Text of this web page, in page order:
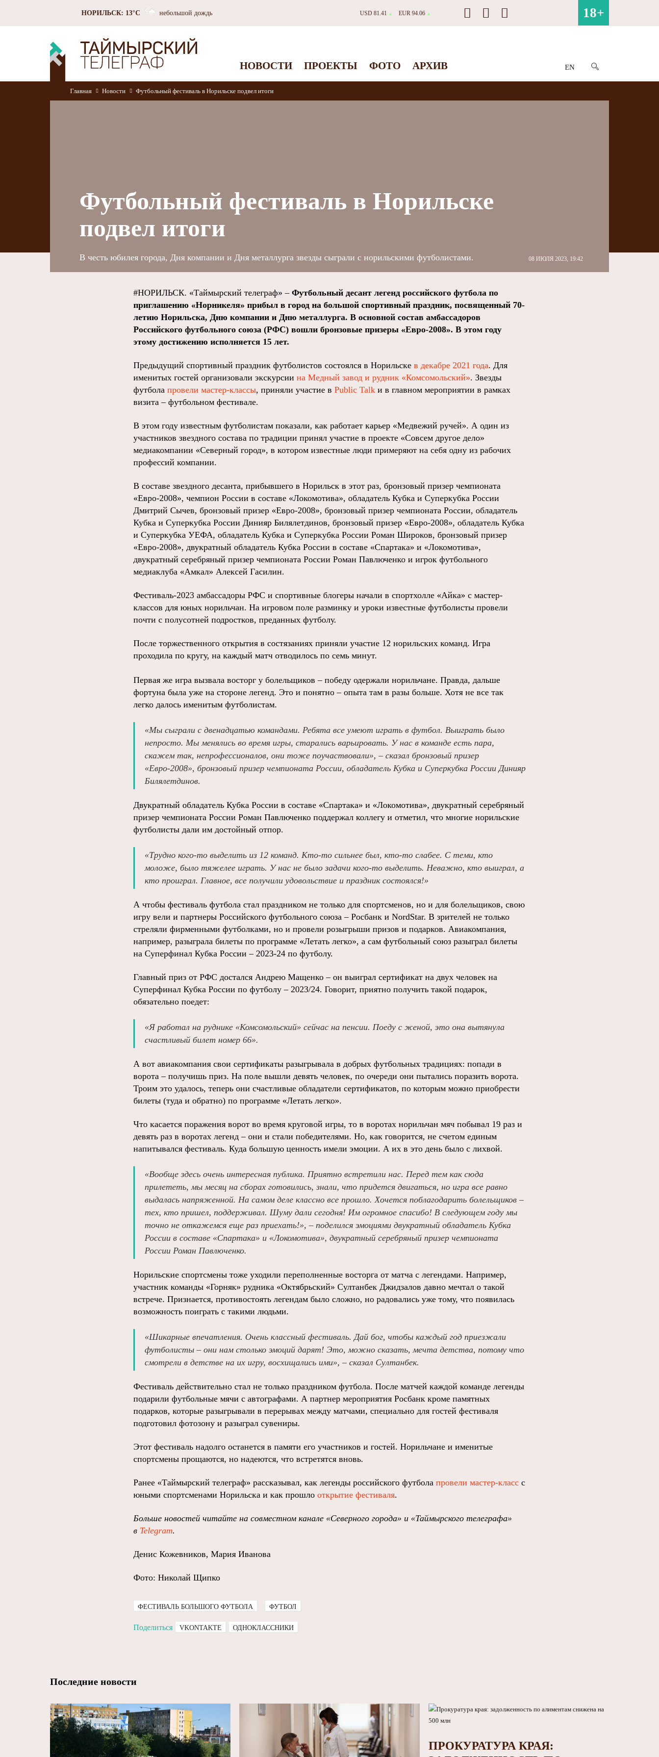
НОРИЛЬСК: 13°C небольшой дождь USD 81.41 ▲ EUR 94.06 ▲ 18+
НОВОСТИ ПРОЕКТЫ ФОТО АРХИВ EN
Главная Новости Футбольный фестиваль в Норильске подвел итоги
Футбольный фестиваль в Норильске
подвел итоги
08 ИЮЛЯ 2023, 19:42
В честь юбилея города, Дня компании и Дня металлурга звезды сыграли с норильскими футболистами.
#НОРИЛЬСК. «Таймырский телеграф» – Футбольный десант легенд российского футбола по
приглашению «Норникеля» прибыл в город на большой спортивный праздник, посвященный 70-
летию Норильска, Дню компании и Дню металлурга. В основной состав амбассадоров
Российского футбольного союза (РФС) вошли бронзовые призеры «Евро-2008». В этом году
этому достижению исполняется 15 лет.
Предыдущий спортивный праздник футболистов состоялся в Норильске в декабре 2021 года. Для
именитых гостей организовали экскурсии на Медный завод и рудник «Комсомольский». Звезды
футбола провели мастер-классы, приняли участие в Public Talk и в главном мероприятии в рамках
визита – футбольном фестивале.
В этом году известным футболистам показали, как работает карьер «Медвежий ручей». А один из
участников звездного состава по традиции принял участие в проекте «Совсем другое дело»
медиакомпании «Северный город», в котором известные люди примеряют на себя одну из рабочих
профессий компании.
В составе звездного десанта, прибывшего в Норильск в этот раз, бронзовый призер чемпионата
«Евро-2008», чемпион России в составе «Локомотива», обладатель Кубка и Суперкубка России
Дмитрий Сычев, бронзовый призер «Евро-2008», бронзовый призер чемпионата России, обладатель
Кубка и Суперкубка России Динияр Билялетдинов, бронзовый призер «Евро-2008», обладатель Кубка
и Суперкубка УЕФА, обладатель Кубка и Суперкубка России Роман Широков, бронзовый призер
«Евро-2008», двукратный обладатель Кубка России в составе «Спартака» и «Локомотива»,
двукратный серебряный призер чемпионата России Роман Павлюченко и игрок футбольного
медиаклуба «Амкал» Алексей Гасилин.
Фестиваль-2023 амбассадоры РФС и спортивные блогеры начали в спортхолле «Айка» с мастер-
классов для юных норильчан. На игровом поле разминку и уроки известные футболисты провели
почти с полусотней подростков, преданных футболу.
После торжественного открытия в состязаниях приняли участие 12 норильских команд. Игра
проходила по кругу, на каждый матч отводилось по семь минут.
Первая же игра вызвала восторг у болельщиков – победу одержали норильчане. Правда, дальше
фортуна была уже на стороне легенд. Это и понятно – опыта там в разы больше. Хотя не все так
легко далось именитым футболистам.
«Мы сыграли с двенадцатью командами. Ребята все умеют играть в футбол. Выиграть было
непросто. Мы менялись во время игры, старались варьировать. У нас в команде есть пара,
скажем так, непрофессионалов, они тоже поучаствовали», – сказал бронзовый призер
«Евро-2008», бронзовый призер чемпионата России, обладатель Кубка и Суперкубка России Динияр
Билялетдинов.
Двукратный обладатель Кубка России в составе «Спартака» и «Локомотива», двукратный серебряный
призер чемпионата России Роман Павлюченко поддержал коллегу и отметил, что многие норильские
футболисты дали им достойный отпор.
«Трудно кого-то выделить из 12 команд. Кто-то сильнее был, кто-то слабее. С теми, кто
моложе, было тяжелее играть. У нас не было задачи кого-то выделить. Неважно, кто выиграл, а
кто проиграл. Главное, все получили удовольствие и праздник состоялся!»
А чтобы фестиваль футбола стал праздником не только для спортсменов, но и для болельщиков, свою
игру вели и партнеры Российского футбольного союза – Росбанк и NordStar. В зрителей не только
стреляли фирменными футболками, но и провели розыгрыши призов и подарков. Авиакомпания,
например, разыграла билеты по программе «Летать легко», а сам футбольный союз разыграл билеты
на Суперфинал Кубка России – 2023-24 по футболу.
Главный приз от РФС достался Андрею Мащенко – он выиграл сертификат на двух человек на
Суперфинал Кубка России по футболу – 2023/24. Говорит, приятно получить такой подарок,
обязательно поедет:
«Я работал на руднике «Комсомольский» сейчас на пенсии. Поеду с женой, это она вытянула
счастливый билет номер 66».
А вот авиакомпания свои сертификаты разыгрывала в добрых футбольных традициях: попади в
ворота – получишь приз. На поле вышли девять человек, по очереди они пытались поразить ворота.
Троим это удалось, теперь они счастливые обладатели сертификатов, по которым можно приобрести
билеты (туда и обратно) по программе «Летать легко».
Что касается поражения ворот во время круговой игры, то в воротах норильчан мяч побывал 19 раз и
девять раз в воротах легенд – они и стали победителями. Но, как говорится, не счетом единым
напитывался фестиваль. Куда большую ценность имели эмоции. А их в это день было с лихвой.
«Вообще здесь очень интересная публика. Приятно встретили нас. Перед тем как сюда
прилететь, мы месяц на сборах готовились, знали, что придется двигаться, но игра все равно
выдалась напряженной. На самом деле классно все прошло. Хочется поблагодарить болельщиков –
тех, кто пришел, поддерживал. Шуму дали сегодня! Им огромное спасибо! В следующем году мы
точно не откажемся еще раз приехать!», – поделился эмоциями двукратный обладатель Кубка
России в составе «Спартака» и «Локомотива», двукратный серебряный призер чемпионата
России Роман Павлюченко.
Норильские спортсмены тоже уходили переполненные восторга от матча с легендами. Например,
участник команды «Горняк» рудника «Октябрьский» Султанбек Джидзалов давно мечтал о такой
встрече. Признается, противостоять легендам было сложно, но радовались уже тому, что появилась
возможность поиграть с такими людьми.
«Шикарные впечатления. Очень классный фестиваль. Дай бог, чтобы каждый год приезжали
футболисты – они нам столько эмоций дарят! Это, можно сказать, мечта детства, потому что
смотрели в детстве на их игру, восхищались ими», – сказал Султанбек.
Фестиваль действительно стал не только праздником футбола. После матчей каждой команде легенды
подарили футбольные мячи с автографами. А партнер мероприятия Росбанк кроме памятных
подарков, которые разыгрывали в перерывах между матчами, специально для гостей фестиваля
подготовил фотозону и разыграл сувениры.
Этот фестиваль надолго останется в памяти его участников и гостей. Норильчане и именитые
спортсмены прощаются, но надеются, что встретятся вновь.
Ранее «Таймырский телеграф» рассказывал, как легенды российского футбола провели мастер-класс с
юными спортсменами Норильска и как прошло открытие фестиваля.
Больше новостей читайте на совместном канале «Северного города» и «Таймырского телеграфа»
в Telegram.
Денис Кожевников, Мария Иванова
Фото: Николай Щипко
ФЕСТИВАЛЬ БОЛЬШОГО ФУТБОЛА ФУТБОЛ
Поделиться VKONTAKTE ОДНОКЛАССНИКИ
Последние новости
ПРОКУРАТУРА КРАЯ: